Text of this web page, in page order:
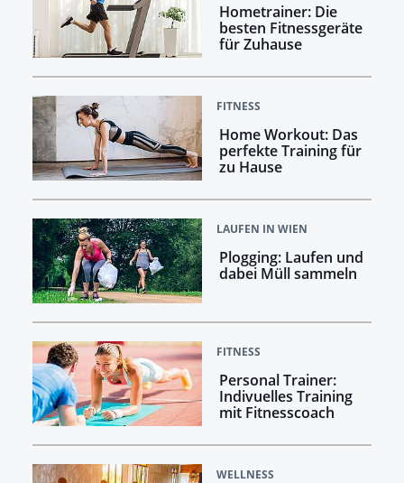
Hometrainer: Die
besten Fitnessgeräte
für Zuhause
FITNESS
Home Workout: Das
perfekte Training für
zu Hause
LAUFEN IN WIEN
Plogging: Laufen und
dabei Müll sammeln
FITNESS
Personal Trainer:
Indivuelles Training
mit Fitnesscoach
WELLNESS